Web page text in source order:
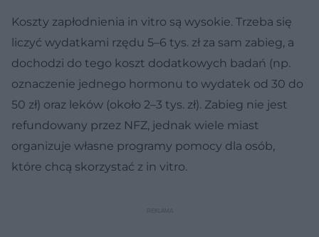
Koszty zapłodnienia in vitro są wysokie. Trzeba się
liczyć wydatkami rzędu 5–6 tys. zł za sam zabieg, a
dochodzi do tego koszt dodatkowych badań (np.
oznaczenie jednego hormonu to wydatek od 30 do
50 zł) oraz leków (około 2–3 tys. zł). Zabieg nie jest
refundowany przez NFZ, jednak wiele miast
organizuje własne programy pomocy dla osób,
które chcą skorzystać z in vitro.